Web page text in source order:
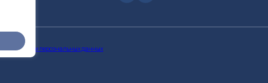
обработки персональных данных